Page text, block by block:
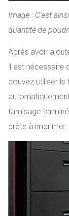
Image : C’est
quantité de
Après avoir
il est nécessaire
pouvez utiliser le
tamisage
prête à imprimer.